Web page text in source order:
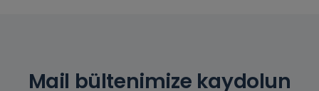
Mail bültenimize kaydolun